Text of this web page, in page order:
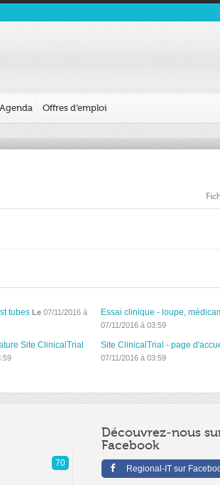
Agenda Offres d’emploi
tubes Le 07/11/2016 à
Essai clinique - loupe,
07/11/2016 à 03:59
Site ClinicalTrial Site ClinicalTrial - page
07/11/2016 à 03:59
Découvrez-nous
Facebook
Regional-IT sur
70